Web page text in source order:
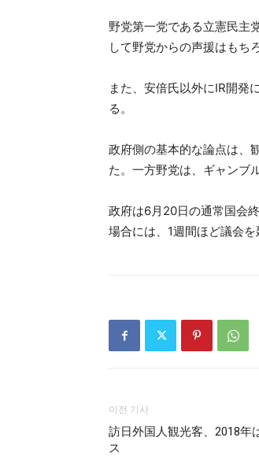
野党第一党である立憲民主
して野党からの声援はもち
また、安倍氏以外にIR開発
る。
政府側の基本的な論点は、
た。一方野党は、ギャンブ
政府は6月20日の通常国会
場合には、1週間ほど議会
이전 기사
訪日外国人観光客、2018年
ス